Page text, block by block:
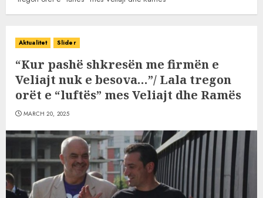
Aktualitet Slider
“Kur pashë shkresën me firmën e
Veliajt nuk e besova…”/ Lala tregon
orët e “luftës” mes Veliajt dhe Ramës
MARCH 20, 2025